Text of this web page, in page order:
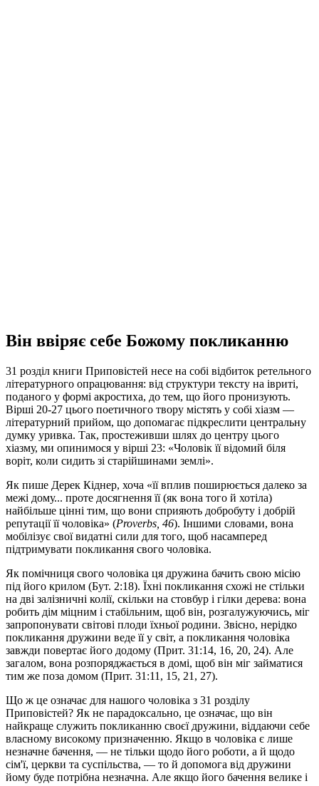
Він ввіряє себе Божому покликанню
31 розділ книги Приповістей несе на собі відбиток ретельного
літературного опрацювання: від структури тексту на івриті,
поданого у формі акростиха, до тем, що його пронизують.
Вірші 20-27 цього поетичного твору містять у собі хіазм —
літературний прийом, що допомагає підкреслити центральну
думку уривка. Так, простеживши шлях до центру цього
хіазму, ми опинимося у вірші 23: «Чоловік її відомий біля
воріт, коли сидить зі старійшинами землі».
Як пише Дерек Кіднер, хоча «її вплив поширюється далеко за
межі дому... проте досягнення її (як вона того й хотіла)
найбільше цінні тим, що вони сприяють добробуту і добрій
репутації її чоловіка» (Proverbs, 46). Іншими словами, вона
мобілізує свої видатні сили для того, щоб насамперед
підтримувати покликання свого чоловіка.
Як помічниця свого чоловіка ця дружина бачить свою місію
під його крилом (Бут. 2:18). Їхні покликання схожі не стільки
на дві залізничні колії, скільки на стовбур і гілки дерева: вона
робить дім міцним і стабільним, щоб він, розгалужуючись, міг
запропонувати світові плоди їхньої родини. Звісно, нерідко
покликання дружини веде її у світ, а покликання чоловіка
завжди повертає його додому (Прит. 31:14, 16, 20, 24). Але
загалом, вона розпоряджається в домі, щоб він міг займатися
тим же поза домом (Прит. 31:11, 15, 21, 27).
Що ж це означає для нашого чоловіка з 31 розділу
Приповістей? Як не парадоксально, це означає, що він
найкраще служить покликанню своєї дружини, віддаючи себе
власному високому призначенню. Якщо в чоловіка є лише
незначне бачення, — не тільки щодо його роботи, а й щодо
сім'ї, церкви та суспільства, — то й допомога від дружини
йому буде потрібна незначна. Але якщо його бачення велике і